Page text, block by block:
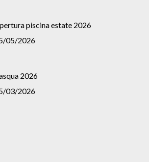
piscina estate 2026
05/2026
2026
03/2026